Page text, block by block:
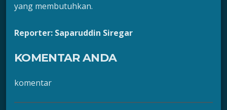
yang membutuhkan.
Reporter: Saparuddin Siregar
KOMENTAR ANDA
komentar